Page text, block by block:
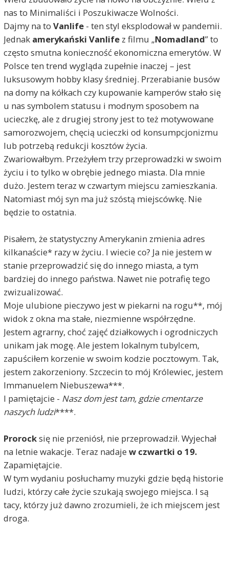
nas to Minimaliści i Poszukiwacze Wolności.
Dajmy na to Vanlife- ten styl eksplodował w pandemii.
Jednak amerykański Vanlifez filmu „Nomadland” to
często smutna konieczność ekonomiczna emerytów. W
Polsce ten trend wygląda zupełnie inaczej – jest
luksusowym hobby klasy średniej. Przerabianie busów
na domy na kółkach czy kupowanie kamperów stało się
u nas symbolem statusu i modnym sposobem na
ucieczkę, ale z drugiej strony jest to też motywowane
samorozwojem, chęcią ucieczki od konsumpcjonizmu
lub potrzebą redukcji kosztów życia.
Zwariowałbym. Przeżyłem trzy przeprowadzki w swoim
życiu i to tylko w obrębie jednego miasta. Dla mnie
dużo. Jestem teraz w czwartym miejscu zamieszkania.
Natomiast mój syn ma już szóstą miejscówkę. Nie
będzie to ostatnia.
Pisałem, że statystyczny Amerykanin zmienia adres
kilkanaście* razy w życiu. I wiecie co? Ja nie jestem w
stanie przeprowadzić się do innego miasta, a tym
bardziej do innego państwa. Nawet nie potrafię tego
zwizualizować.
Moje ulubione pieczywo jest w piekarni na rogu**, mój
widok z okna ma stałe, niezmienne współrzędne.
Jestem agrarny, choć zajęć działkowych i ogrodniczych
unikam jak mogę. Ale jestem lokalnym tubylcem,
zapuściłem korzenie w swoim kodzie pocztowym. Tak,
jestem zakorzeniony. Szczecin to mój Królewiec, jestem
Immanuelem Niebuszewa***.
I pamiętajcie - Nasz dom jest tam, gdzie cmentarze
naszych ludzi****.
Prorocksię nie przeniósł, nie przeprowadził. Wyjechał
na letnie wakacje. Teraz nadaje w czwartki o 19.
Zapamiętajcie.
W tym wydaniu posłuchamy muzyki gdzie będą historie
ludzi, którzy całe życie szukają swojego miejsca. I są
tacy, którzy już dawno zrozumieli, że ich miejscem jest
droga.